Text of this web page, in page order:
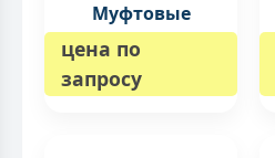
Муфтовые
цена по
запросу